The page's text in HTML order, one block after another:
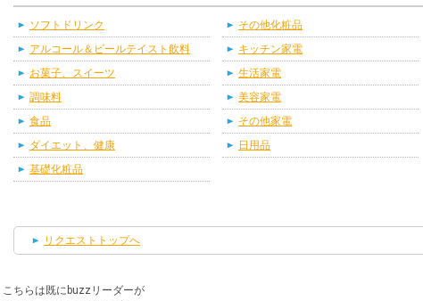
ソフトドリンク
アルコール＆ビールテイスト飲料
お菓子、スイーツ
調味料
食品
ダイエット、健康
基礎化粧品
その他化粧品
キッチン家電
生活家電
美容家電
その他家電
日用品
リクエストトップへ
こちらは既にbuzzリーダーが